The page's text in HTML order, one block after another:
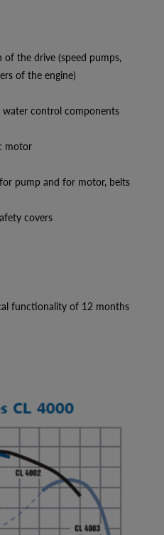
the drive (speed pumps,
of the engine)
control components
motor
pump and for motor, belts
covers
functionality of 12 months